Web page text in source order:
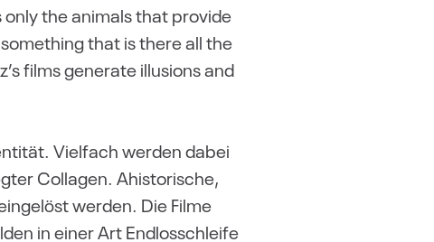
the animals that provide
that is there all the
films generate illusions and
Vielfach werden dabei
Collagen. Ahistorische,
werden. Die Filme
in einer Art Endlosschleife